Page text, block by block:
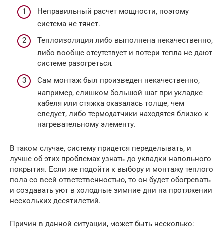
Неправильный расчет мощности, поэтому
система не тянет.
Теплоизоляция либо выполнена некачественно,
либо вообще отсутствует и потери тепла не дают
системе разогреться.
Сам монтаж был произведен некачественно,
например, слишком большой шаг при укладке
кабеля или стяжка оказалась толще, чем
следует, либо термодатчики находятся близко к
нагревательному элементу.
В таком случае, систему придется переделывать, и
лучше об этих проблемах узнать до укладки напольного
покрытия. Если же подойти к выбору и монтажу теплого
пола со всей ответственностью, то он будет обогревать
и создавать уют в холодные зимние дни на протяжении
нескольких десятилетий.
Причин в данной ситуации, может быть несколько: